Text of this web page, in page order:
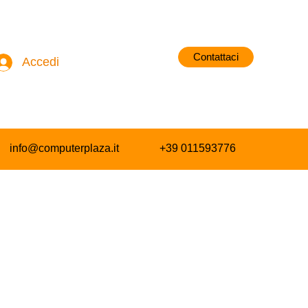
Accedi Contattaci
info@computerplaza.it +39 011593776